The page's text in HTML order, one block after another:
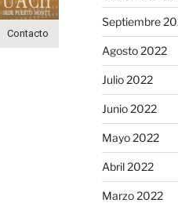
Contacto
Septiembre
Agosto 2022
Julio 2022
Junio 2022
Mayo 2022
Abril 2022
Marzo 2022